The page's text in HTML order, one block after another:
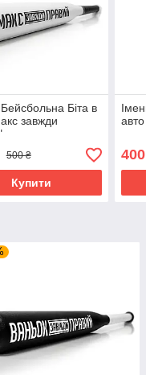
Біта в
завжди
500 ₴
Купити
400